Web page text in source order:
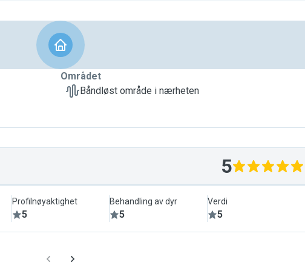
Området
Båndløst område i nærheten
5
Profilnøyaktighet
5
Behandling av dyr
5
Verdi
5